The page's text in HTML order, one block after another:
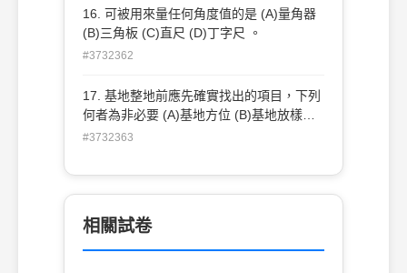
16. 可被用來量任何角度值的是 (A)量角器
(B)三角板 (C)直尺 (D)丁字尺 。
#3732362
17. 基地整地前應先確實找出的項目，下列
何者為非必要 (A)基地方位 (B)基地放樣基
準點 (C)基地水平基準點 (D)基地中心點 。
#3732363
相關試卷